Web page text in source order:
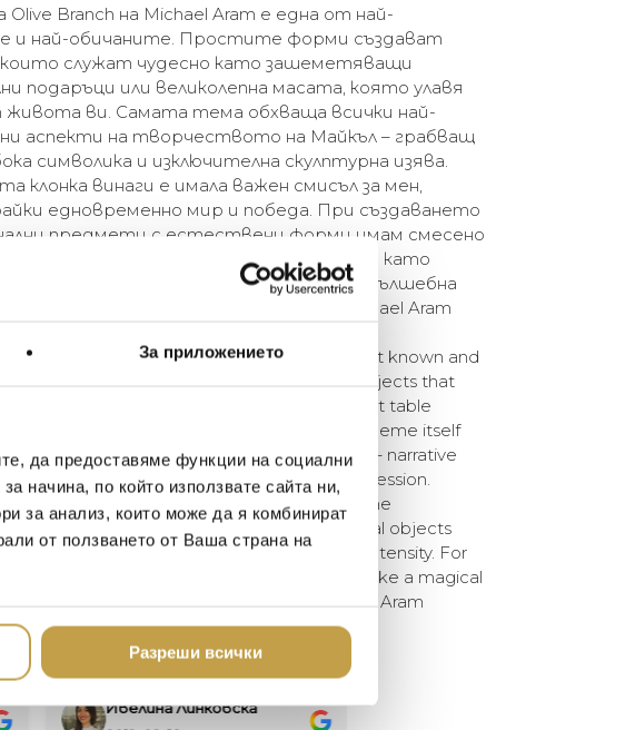
За приложението
да предоставяме функции на социални
начина, по който използвате сайта ни,
за анализ, които може да я комбинират
от ползването от Ваша страна на
Разреши всички
Olive Branch на Michael Aram е една от най-
и най-обичаните. Простите форми създават
служат чудесно като зашеметяващи
подаръци или великолепна масата, която улавя
ви. Самата тема обхваща всички най-
аспекти на творчеството на Майкъл – грабващ
символика и изключителна скулптурна изява.
клонка винаги е имала важен смисъл за мен,
едновременно мир и победа. При създаването
предмети с естествени форми имам смесено
крехкост и интензивност. За мен това е като
навлизаща в моите интериори – като вълшебна
намерила път до моя дом.” – Michael Aram
Olive Branch Collection is one of the best known and
Michael’s motifs. The simple forms create objects that
as stunning individual gifts or an exuberant table
an entire moment of your life. The theme itself
most distinctive aspects of Michael’s work – narrative
symbolism and extraordinary sculptural expression.
has always held a powerful meaning for me
both peace and victory. In designing functional objects
there is a mingled sense of fragility and intensity. For
spreading through my interior spaces – like a magical
willing its way into my home.” – Michael Aram
Ивелина Линковска